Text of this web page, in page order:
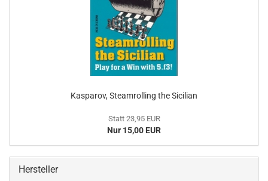
Kasparov, Steamrolling the Sicilian
Statt 23,95 EUR
Nur 15,00 EUR
Hersteller